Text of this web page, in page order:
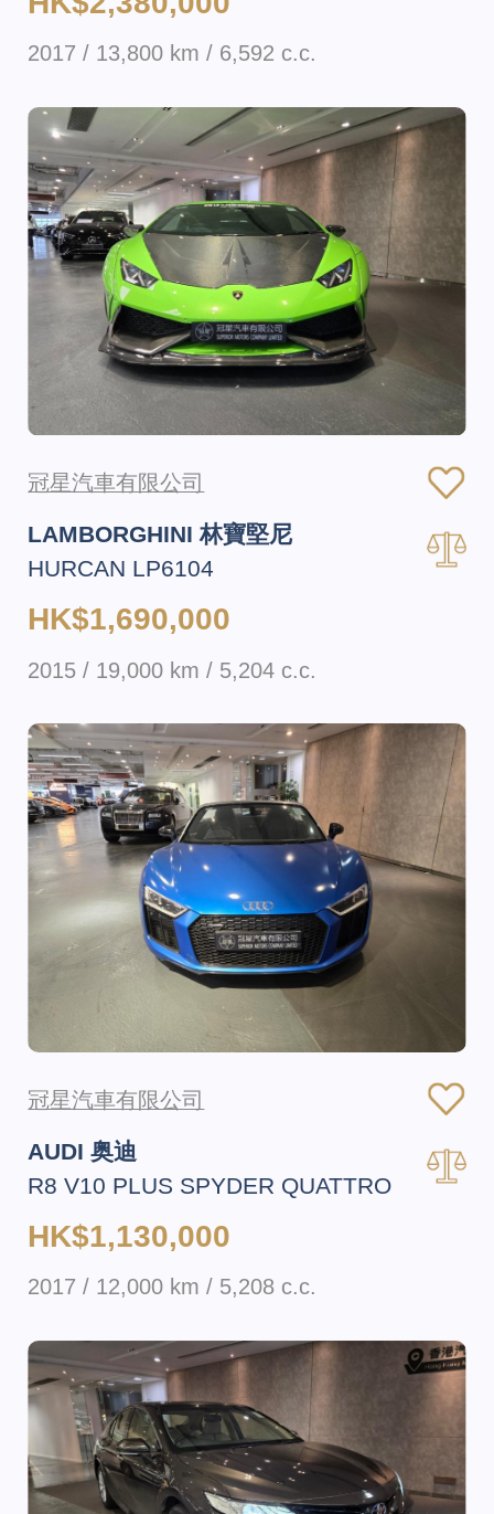
2017 / 13,800 km / 6,592 c.c.
冠星汽車有限公司
LAMBORGHINI 林寶堅尼
HURCAN LP6104
HK$1,690,000
2015 / 19,000 km / 5,204 c.c.
冠星汽車有限公司
AUDI 奥迪
R8 V10 PLUS SPYDER QUATTRO
HK$1,130,000
2017 / 12,000 km / 5,208 c.c.